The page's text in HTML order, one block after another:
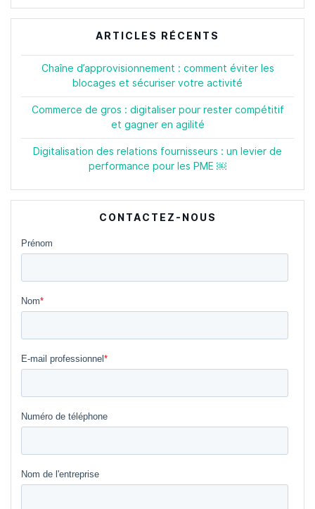
ARTICLES RÉCENTS
Chaîne d’approvisionnement : comment éviter les
blocages et sécuriser votre activité
Commerce de gros : digitaliser pour rester compétitif
et gagner en agilité
Digitalisation des relations fournisseurs : un levier de
performance pour les PME ￼
CONTACTEZ-NOUS